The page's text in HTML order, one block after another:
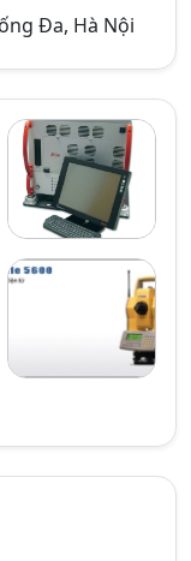
Đa, Hà Nội